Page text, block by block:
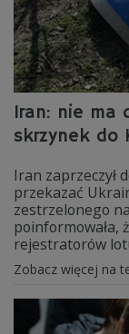
Iran: nie ma
skrzynek do
Iran zaprzeczył
przekazać
zestrzelonego
poinformowała,
rejestratorów
Zobacz więcej na